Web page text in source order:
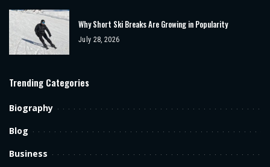
Why Short Ski Breaks Are Growing in Popularity
July 28, 2026
Trending Categories
Biography
Blog
Business